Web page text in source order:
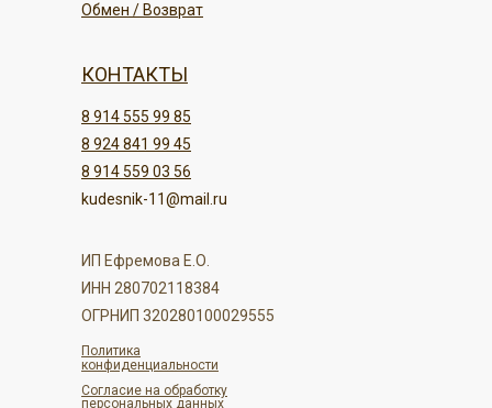
Политика
конфиденциальности
kudesnik-11@mail.ru
8 914 559 03 56
8 914 555 99 85
8 924 841 99 45
КОНТАКТЫ
Обмен / Возврат
ОГРНИП 320280100029555
ИНН 280702118384
ИП Ефремова Е.О.
Согласие на обработку
персональных данных